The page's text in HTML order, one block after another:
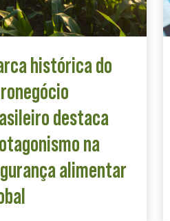
histórica do
destaca
na
alimentar